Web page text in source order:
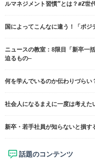
ルマネジメント習慣”とは？#Z世
国によってこんなに違う！「ポジ
ニュースの教室：8限目「新卒一
迫るもの―
何を学んでいるのか伝わりづら
社会人になるまえに一度は考えた
新卒・若手社員が知らないと損
話題のコンテンツ